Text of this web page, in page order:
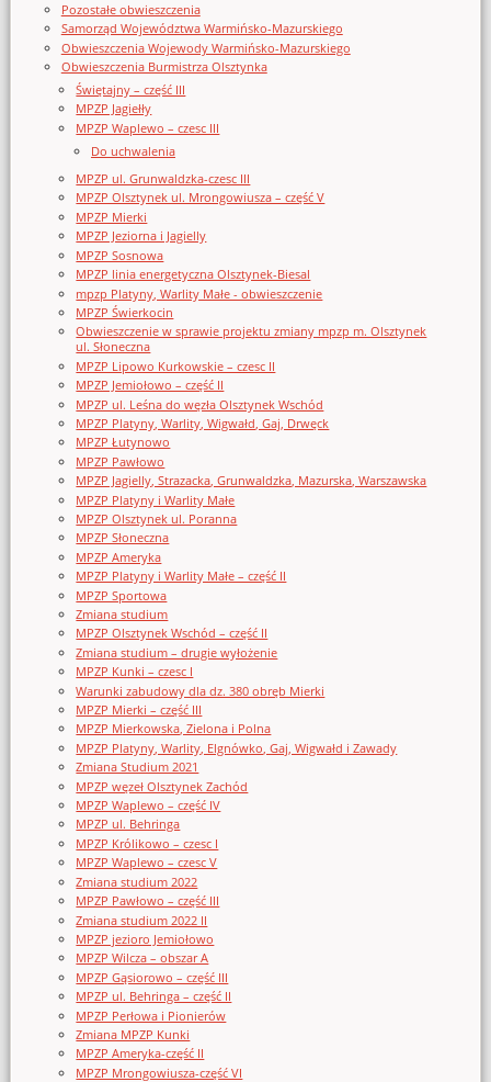
Pozostałe obwieszczenia
Samorząd Województwa Warmińsko-Mazurskiego
Obwieszczenia Wojewody Warmińsko-Mazurskiego
Obwieszczenia Burmistrza Olsztynka
Świętajny – część III
MPZP Jagiełły
MPZP Waplewo – czesc III
Do uchwalenia
MPZP ul. Grunwaldzka-czesc III
MPZP Olsztynek ul. Mrongowiusza – część V
MPZP Mierki
MPZP Jeziorna i Jagielly
MPZP Sosnowa
MPZP linia energetyczna Olsztynek-Biesal
mpzp Platyny, Warlity Małe - obwieszczenie
MPZP Świerkocin
Obwieszczenie w sprawie projektu zmiany mpzp m. Olsztynek
ul. Słoneczna
MPZP Lipowo Kurkowskie – czesc II
MPZP Jemiołowo – część II
MPZP ul. Leśna do węzła Olsztynek Wschód
MPZP Platyny, Warlity, Wigwałd, Gaj, Drwęck
MPZP Łutynowo
MPZP Pawłowo
MPZP Jagielly, Strazacka, Grunwaldzka, Mazurska, Warszawska
MPZP Platyny i Warlity Małe
MPZP Olsztynek ul. Poranna
MPZP Słoneczna
MPZP Ameryka
MPZP Platyny i Warlity Małe – część II
MPZP Sportowa
Zmiana studium
MPZP Olsztynek Wschód – część II
Zmiana studium – drugie wyłożenie
MPZP Kunki – czesc I
Warunki zabudowy dla dz. 380 obręb Mierki
MPZP Mierki – część III
MPZP Mierkowska, Zielona i Polna
MPZP Platyny, Warlity, Elgnówko, Gaj, Wigwałd i Zawady
Zmiana Studium 2021
MPZP węzeł Olsztynek Zachód
MPZP Waplewo – część IV
MPZP ul. Behringa
MPZP Królikowo – czesc I
MPZP Waplewo – czesc V
Zmiana studium 2022
MPZP Pawłowo – część III
Zmiana studium 2022 II
MPZP jezioro Jemiołowo
MPZP Wilcza – obszar A
MPZP Gąsiorowo – część III
MPZP ul. Behringa – część II
MPZP Perłowa i Pionierów
Zmiana MPZP Kunki
MPZP Ameryka-część II
MPZP Mrongowiusza-część VI